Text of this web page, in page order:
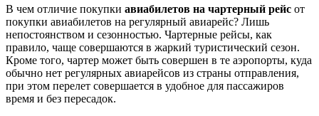
В чем отличие покупки авиабилетов на чартерный рейс от
покупки авиабилетов на регулярный авиарейс? Лишь
непостоянством и сезонностью. Чартерные рейсы, как
правило, чаще совершаются в жаркий туристический сезон.
Кроме того, чартер может быть совершен в те аэропорты, куда
обычно нет регулярных авиарейсов из страны отправления,
при этом перелет совершается в удобное для пассажиров
время и без пересадок.